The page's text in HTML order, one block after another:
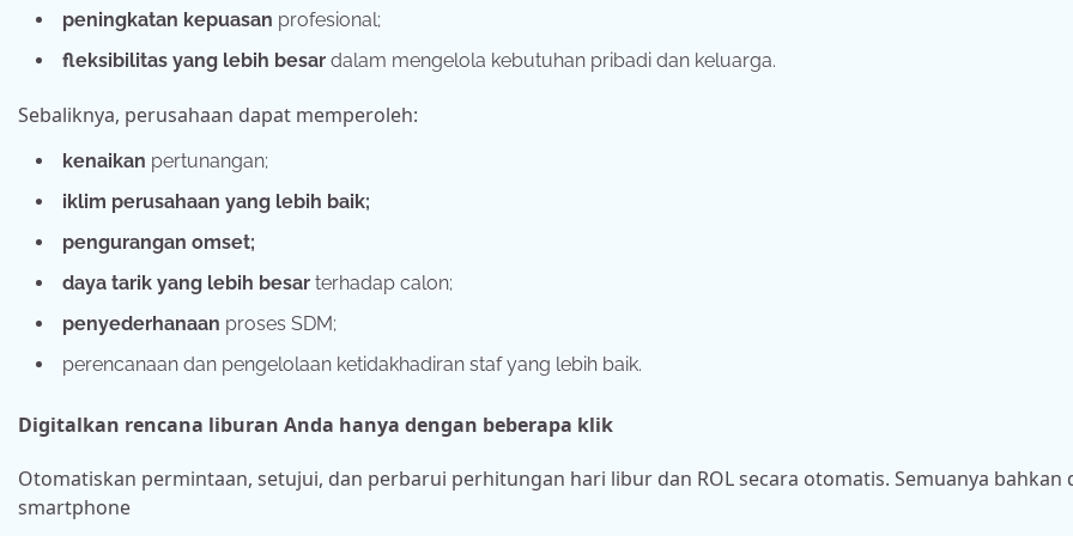
peningkatan kepuasan profesional;
fleksibilitas yang lebih besar dalam mengelola kebutuhan pribadi dan keluarga.
Sebaliknya, perusahaan dapat memperoleh:
kenaikan pertunangan;
iklim perusahaan yang lebih baik;
pengurangan omset;
daya tarik yang lebih besar terhadap calon;
penyederhanaan proses SDM;
perencanaan dan pengelolaan ketidakhadiran staf yang lebih baik.
Digitalkan rencana liburan Anda hanya dengan beberapa klik
Otomatiskan permintaan, setujui, dan perbarui perhitungan hari libur dan ROL secara otomatis. Semuanya bahkan
smartphone